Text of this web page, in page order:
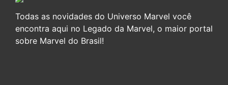
Todas as novidades do Universo Marvel você
encontra aqui no Legado da Marvel, o maior portal
sobre Marvel do Brasil!